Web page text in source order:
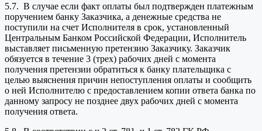
5.7. В случае если факт оплаты был подтвержден платежным
поручением банку Заказчика, а денежные средства не
поступили на счет Исполнителя в срок, установленный
Центральным Банком Российской Федерации, Исполнитель
выставляет письменную претензию Заказчику. Заказчик
обязуется в течение 3 (трех) рабочих дней с момента
получения претензии обратиться к банку плательщика с
целью выяснения причин непоступления оплаты и сообщить
о ней Исполнителю с предоставлением копии ответа банка по
данному запросу не позднее двух рабочих дней с момента
получения ответа.